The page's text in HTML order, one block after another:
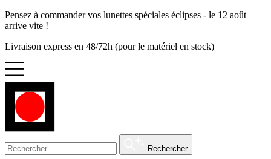
Pensez à commander vos lunettes spéciales éclipses - le 12 août
arrive vite !
Livraison express en 48/72h (pour le matériel en stock)
Rechercher